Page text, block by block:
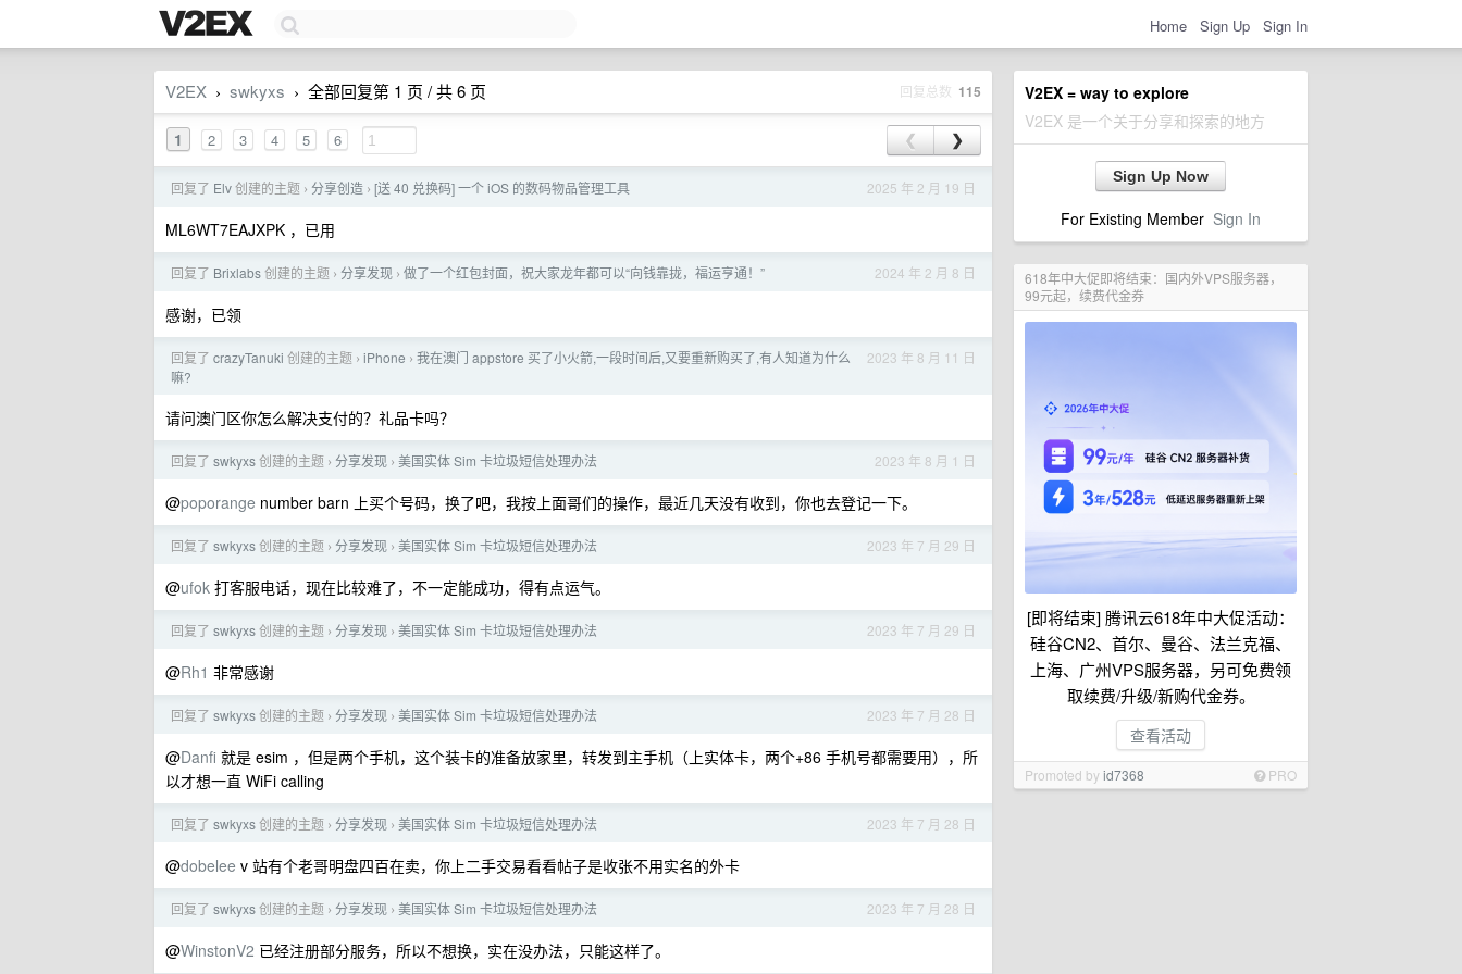
Home Sign Up Sign In
V2EX = way to explore
V2EX 是一个关于分享和探索的地方
Sign Up Now
For Existing Member Sign In
618年中大促即将结束：国内外VPS服务器，
99元起，续费代金券
[即将结束] 腾讯云618年中大促活动：
硅谷CN2、首尔、曼谷、法兰克福、
上海、广州VPS服务器，另可免费领
取续费/升级/新购代金券。
查看活动
Promoted byid7368 PRO
V2EX › swkyxs › 全部回复第 1 页 / 共 6 页 回复总数 115
1 2 3 4 5 6 ❮ ❯
2025 年 2 月 19 日
回复了 Elv创建的主题 › 分享创造 › [送 40 兑换码] 一个 iOS 的数码物品管理工具
ML6WT7EAJXPK ，已用
2024 年 2 月 8 日
回复了 Brixlabs创建的主题 › 分享发现 › 做了一个红包封面，祝大家龙年都可以“向钱靠拢，福运亨通！”
感谢，已领
2023 年 8 月 11 日
回复了 crazyTanuki 创建的主题 › iPhone › 我在澳门 appstore 买了小火箭,一段时间后,又要重新购买了,有人知道为什么
嘛?
请问澳门区你怎么解决支付的？礼品卡吗？
2023 年 8 月 1 日
回复了 swkyxs创建的主题 › 分享发现 › 美国实体 Sim 卡垃圾短信处理办法
@poporange number barn 上买个号码，换了吧，我按上面哥们的操作，最近几天没有收到，你也去登记一下。
2023 年 7 月 29 日
回复了 swkyxs创建的主题 › 分享发现 › 美国实体 Sim 卡垃圾短信处理办法
@ufok 打客服电话，现在比较难了，不一定能成功，得有点运气。
2023 年 7 月 29 日
回复了 swkyxs创建的主题 › 分享发现 › 美国实体 Sim 卡垃圾短信处理办法
@Rh1 非常感谢
2023 年 7 月 28 日
回复了 swkyxs创建的主题 › 分享发现 › 美国实体 Sim 卡垃圾短信处理办法
@Danfi 就是 esim ，但是两个手机，这个装卡的准备放家里，转发到主手机（上实体卡，两个+86 手机号都需要用），所
以才想一直 WiFi calling
2023 年 7 月 28 日
回复了 swkyxs创建的主题 › 分享发现 › 美国实体 Sim 卡垃圾短信处理办法
@dobelee v 站有个老哥明盘四百在卖，你上二手交易看看帖子是收张不用实名的外卡
2023 年 7 月 28 日
回复了 swkyxs创建的主题 › 分享发现 › 美国实体 Sim 卡垃圾短信处理办法
@WinstonV2 已经注册部分服务，所以不想换，实在没办法，只能这样了。